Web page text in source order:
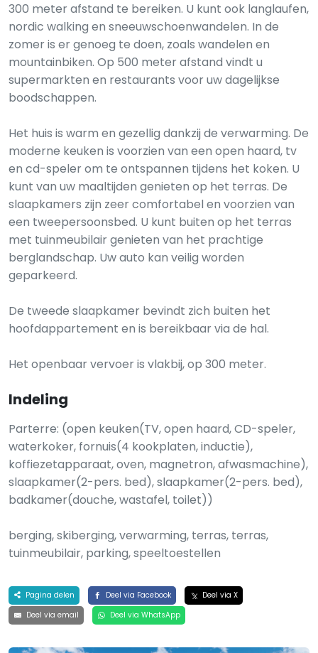
300 meter afstand te bereiken. U kunt ook langlaufen,
nordic walking en sneeuwschoenwandelen. In de
zomer is er genoeg te doen, zoals wandelen en
mountainbiken. Op 500 meter afstand vindt u
supermarkten en restaurants voor uw dagelijkse
boodschappen.
Het huis is warm en gezellig dankzij de verwarming. De
moderne keuken is voorzien van een open haard, tv
en cd-speler om te ontspannen tijdens het koken. U
kunt van uw maaltijden genieten op het terras. De
slaapkamers zijn zeer comfortabel en voorzien van
een tweepersoonsbed. U kunt buiten op het terras
met tuinmeubilair genieten van het prachtige
berglandschap. Uw auto kan veilig worden
geparkeerd.
De tweede slaapkamer bevindt zich buiten het
hoofdappartement en is bereikbaar via de hal.
Het openbaar vervoer is vlakbij, op 300 meter.
Indeling
Parterre: (open keuken(TV, open haard, CD-speler,
waterkoker, fornuis(4 kookplaten, inductie),
koffiezetapparaat, oven, magnetron, afwasmachine),
slaapkamer(2-pers. bed), slaapkamer(2-pers. bed),
badkamer(douche, wastafel, toilet))
berging, skiberging, verwarming, terras, terras,
tuinmeubilair, parking, speeltoestellen
Pagina delen Deel via Facebook
Deel via X
Deel via email
Deel via WhatsApp